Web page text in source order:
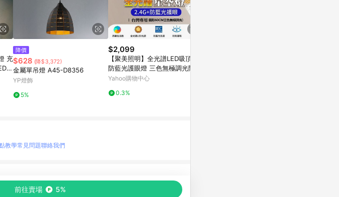
充
降價
$628 (降$3,372)
金屬單吊燈 A45-D8356
YP燈飾
5%
$2,099
【聚美照明】全光譜LED吸頂燈
防藍光護眼燈 三色無極調光附遙
控 圓形星空燈【60cm：【132
Yahoo購物中心
0.3%
前往賣場 5%
教學常見問題聯絡我們
的趨勢與風格做合作網路商家的延伸商品推薦，商品資料更新會有
一切資訊以合作廠商網頁為準。